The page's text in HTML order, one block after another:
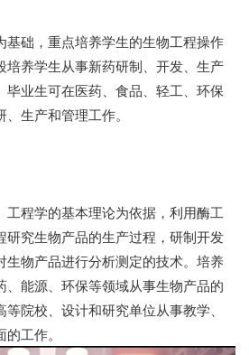
基础，重点培养学生的生物工程操作
培养学生从事新药研制、开发、生产
毕业生可在医药、食品、轻工、环保
生产和管理工作。
工程学的基本理论为依据，利用酶工
研究生物产品的生产过程，研制开发
生物产品进行分析测定的技术。培养
、能源、环保等领域从事生物产品的
院校、设计和研究单位从事教学、
工作。